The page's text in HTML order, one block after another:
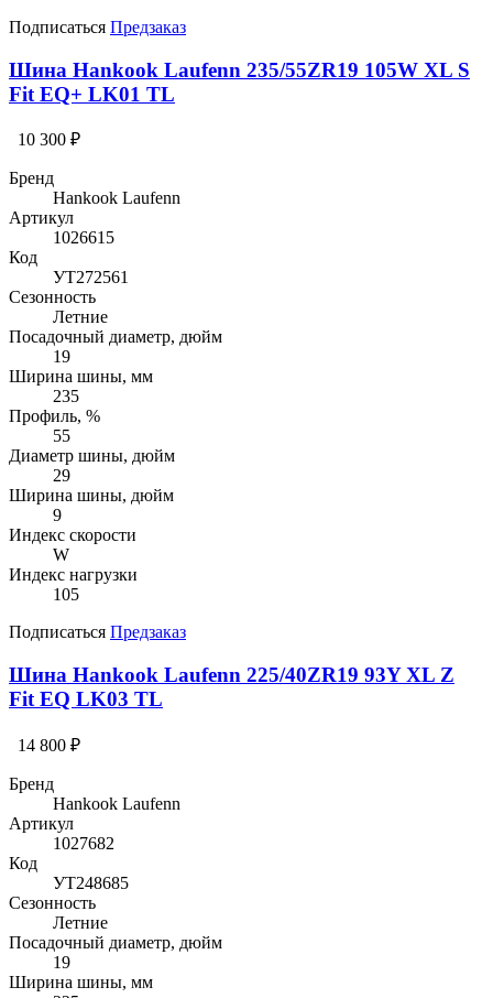
Подписаться Предзаказ
Шина Hankook Laufenn 235/55ZR19 105W XL S
Fit EQ+ LK01 TL
10 300 ₽
Бренд
Hankook Laufenn
Артикул
1026615
Код
УТ272561
Сезонность
Летние
Посадочный диаметр, дюйм
19
Ширина шины, мм
235
Профиль, %
55
Диаметр шины, дюйм
29
Ширина шины, дюйм
9
Индекс скорости
W
Индекс нагрузки
105
Подписаться Предзаказ
Шина Hankook Laufenn 225/40ZR19 93Y XL Z
Fit EQ LK03 TL
14 800 ₽
Бренд
Hankook Laufenn
Артикул
1027682
Код
УТ248685
Сезонность
Летние
Посадочный диаметр, дюйм
19
Ширина шины, мм